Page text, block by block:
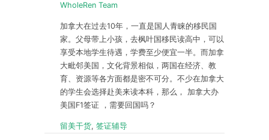
WholeRen Team
加拿大在过去10年，一直是国人青睐的移民国
家。父母带上小孩，去枫叶国移民读高中，可以
享受本地学生待遇，学费至少便宜一半。而加拿
大毗邻美国，文化背景相似，两国在经济、教
育、资源等各方面都是密不可分。不少在加拿大
的学生会选择赴美来读本科，那么， 加拿大办
美国F1签证 ，需要回国吗？
留美干货, 签证辅导